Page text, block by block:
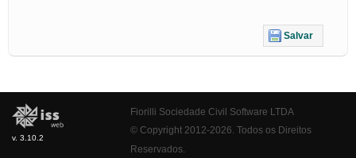
Salvar
v. 3.10.2
Fiorilli Sociedade Civil Software LTDA
© Copyright 2012-2026. Todos os Direitos
Reservados.